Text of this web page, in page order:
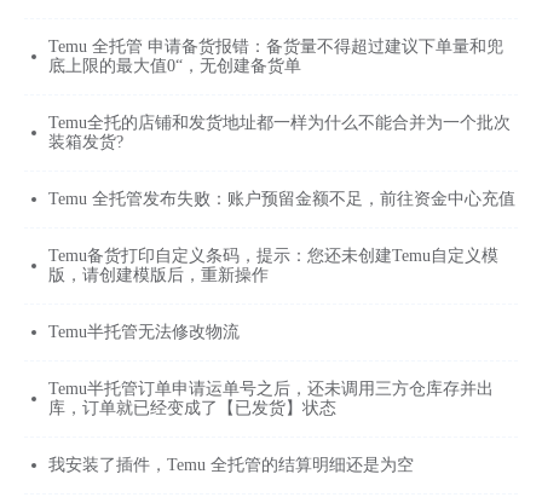
Temu 全托管 申请备货报错：备货量不得超过建议下单量和兜
底上限的最大值0“，无创建备货单
Temu全托的店铺和发货地址都一样为什么不能合并为一个批次
装箱发货?
Temu 全托管发布失败：账户预留金额不足，前往资金中心充值
Temu备货打印自定义条码，提示：您还未创建Temu自定义模
版，请创建模版后，重新操作
Temu半托管无法修改物流
Temu半托管订单申请运单号之后，还未调用三方仓库存并出
库，订单就已经变成了【已发货】状态
我安装了插件，Temu 全托管的结算明细还是为空